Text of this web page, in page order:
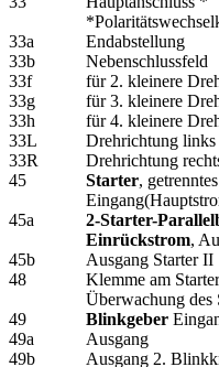
33a
Endabstellung
33b
Nebenschlussfeld
33f
für 2. kleinere
33g
für 3. kleinere
33h
für 4. kleinere
33L
Drehrichtung links
33R
Drehrichtung
45
Starter,
45a
2-Starter-
Einrückstrom,
45b
Ausgang Starter II
48
Klemme am
Überwachung des
49
Blinkgeber
49a
Ausgang
49b
Ausgang 2.